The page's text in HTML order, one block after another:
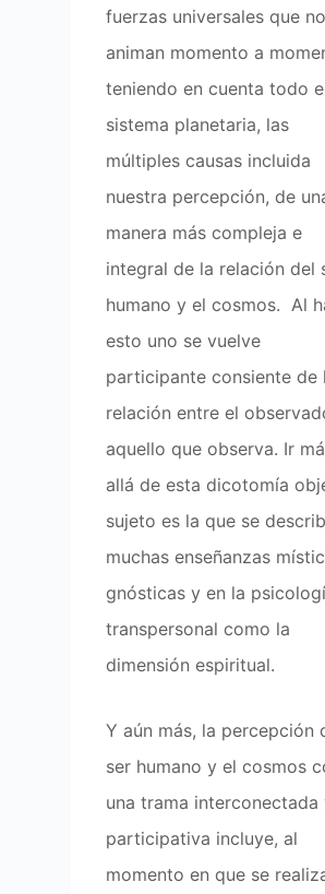
fuerzas universales que
animan momento a
teniendo en cuenta todo
sistema planetaria, las
múltiples causas incluida
nuestra percepción, de
manera más compleja e
integral de la relación del
humano y el cosmos. Al
esto uno se vuelve
participante consiente de
relación entre el
aquello que observa. Ir
allá de esta dicotomía
sujeto es la que se
muchas enseñanzas
gnósticas y en la
transpersonal como la
dimensión espiritual.
Y aún más, la percepción
ser humano y el cosmos
una trama interconectada
participativa incluye, al
momento en que se